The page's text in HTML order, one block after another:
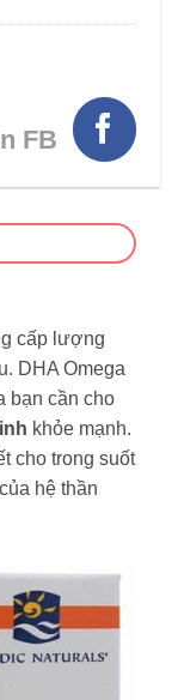
FB
cấp lượng
DHA Omega
bạn cần cho
khỏe mạnh.
cho trong suốt
hệ thần